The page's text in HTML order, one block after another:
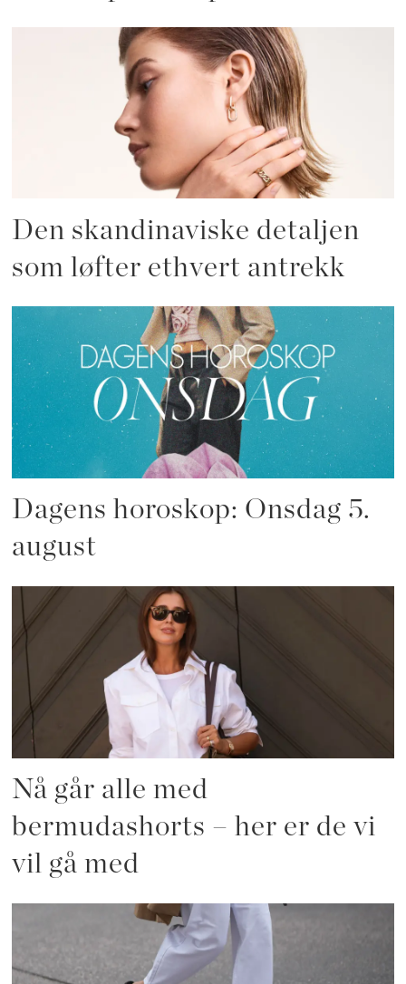
Den skandinaviske detaljen
som løfter ethvert antrekk
Dagens horoskop: Onsdag 5.
august
Nå går alle med
bermudashorts – her er de vi
vil gå med